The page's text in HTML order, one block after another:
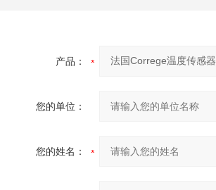
产品：
您的单位：
您的姓名：